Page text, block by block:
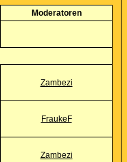
Moderatoren
Zambezi
FraukeF
Zambezi